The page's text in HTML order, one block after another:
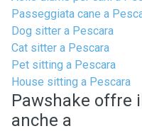
Passeggiata cane a
Dog sitter a Pescara
Cat sitter a Pescara
Pet sitting a Pescara
House sitting a Pescara
Pawshake offre
anche a